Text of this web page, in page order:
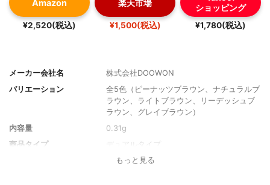
Amazon
¥2,520(税込)
楽天市場
¥1,500(税込)
ショッピング
¥1,780(税込)
メーカー会社名
株式会社DOOWON
バリエーション
全5色（ピーナッツブラウン、ナチュラルブ
ラウン、ライトブラウン、リーデッシュブ
ラウン、グレイブラウン）
内容量
0.31g
商品タイプ
デュアルタイプ
三角芯
もっと見る